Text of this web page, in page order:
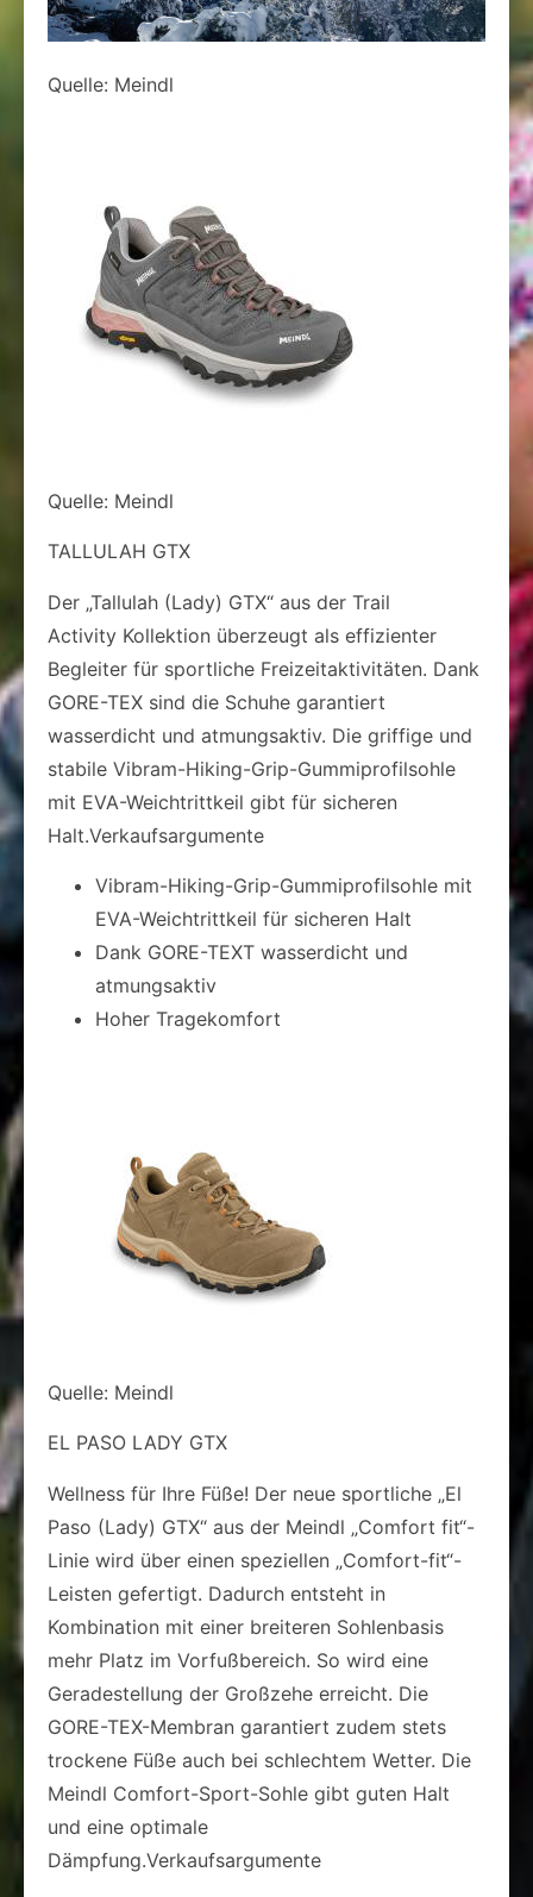
Quelle: Meindl
Quelle: Meindl
TALLULAH GTX
Der „Tallulah (Lady) GTX“ aus der Trail
Activity Kollektion überzeugt als effizienter
Begleiter für sportliche Freizeitaktivitäten. Dank
GORE-TEX sind die Schuhe garantiert
wasserdicht und atmungsaktiv. Die griffige und
stabile Vibram-Hiking-Grip-Gummiprofilsohle
mit EVA-Weichtrittkeil gibt für sicheren
Halt.Verkaufsargumente
Vibram-Hiking-Grip-Gummiprofilsohle mit
EVA-Weichtrittkeil für sicheren Halt
Dank GORE-TEXT wasserdicht und
atmungsaktiv
Hoher Tragekomfort
Quelle: Meindl
EL PASO LADY GTX
Wellness für Ihre Füße! Der neue sportliche „El
Paso (Lady) GTX“ aus der Meindl „Comfort fit“-
Linie wird über einen speziellen „Comfort-fit“-
Leisten gefertigt. Dadurch entsteht in
Kombination mit einer breiteren Sohlenbasis
mehr Platz im Vorfußbereich. So wird eine
Geradestellung der Großzehe erreicht. Die
GORE-TEX-Membran garantiert zudem stets
trockene Füße auch bei schlechtem Wetter. Die
Meindl Comfort-Sport-Sohle gibt guten Halt
und eine optimale
Dämpfung.Verkaufsargumente